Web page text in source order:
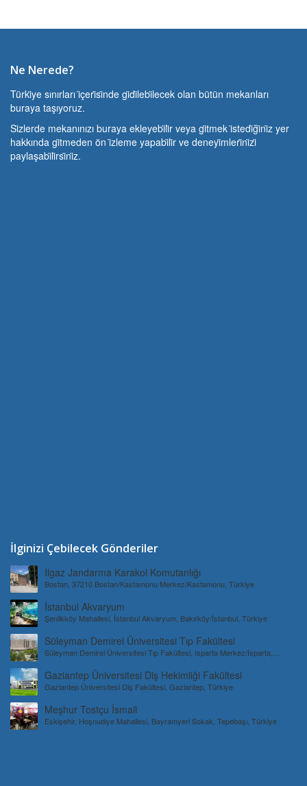
Ne Nerede?
Türki̇ye sınırları i̇çeri̇si̇nde gi̇di̇lebi̇lecek olan bütün mekanları
buraya taşıyoruz.
Si̇zlerde mekanınızı buraya ekleyebi̇li̇r veya gi̇tmek i̇stedi̇ği̇ni̇z yer
hakkında gi̇tmeden ön i̇zleme yapabi̇li̇r ve deneyi̇mleri̇ni̇zi̇
paylaşabi̇li̇rsi̇ni̇z.
İlginizi Çebilecek Gönderiler
Ilgaz Jandarma Karakol Komutanlığı
Bostan, 37210 Bostan/Kastamonu Merkez/Kastamonu, Türkiye
İstanbul Akvaryum
Şenlikköy Mahallesi, İstanbul Akvaryum, Bakırköy/İstanbul, Türkiye
Süleyman Demirel Üniversitesi Tıp Fakültesi
Süleyman Demirel Üniversitesi Tıp Fakültesi, Isparta Merkez/Isparta,
Gaziantep Üniversitesi Diş Hekimliği Fakültesi
Gaziantep Üniversitesi Diş Fakültesi, Gaziantep, Türkiye
Meşhur Tostçu İsmail
Eskişehir, Hoşnudiye Mahallesi, Bayramyeri Sokak, Tepebaşı, Türkiye